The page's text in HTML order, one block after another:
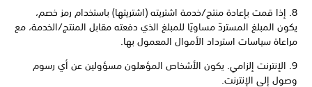
8. إذا قمت بإعادة منتج/خدمة اشتريته (اشتريتها) باستخدام رمز خصم،
يكون المبلغ المستردّ مساويًا للمبلغ الذي دفعته مقابل المنتج/الخدمة، مع
مراعاة سياسات استرداد الأموال المعمول بها.
9. الإنترنت إلزامي. يكون الأشخاص المؤهلون مسؤولين عن أي رسوم
وصول إلى الإنترنت.